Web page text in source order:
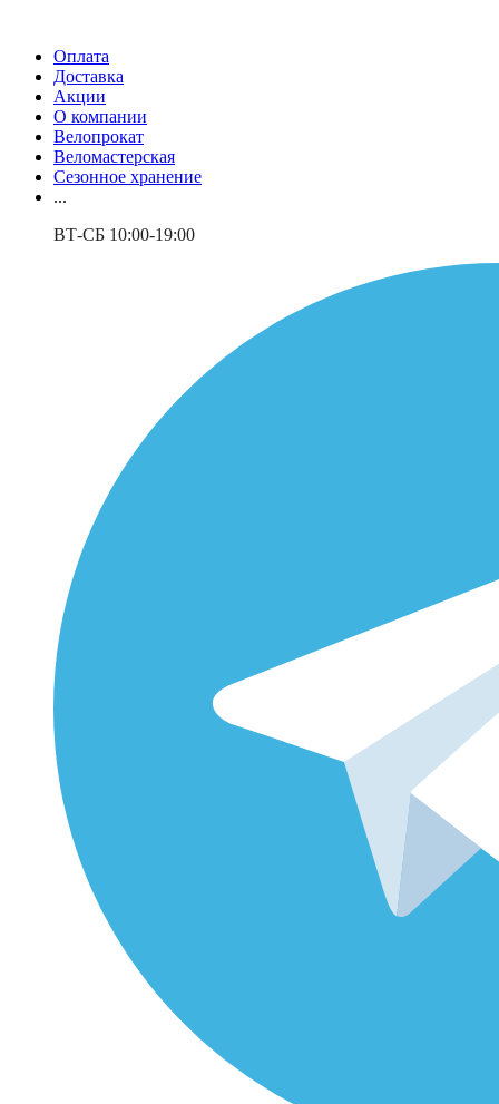
Оплата
Доставка
Акции
О компании
Велопрокат
Веломастерская
Сезонное хранение
...
ВТ-СБ 10:00-19:00